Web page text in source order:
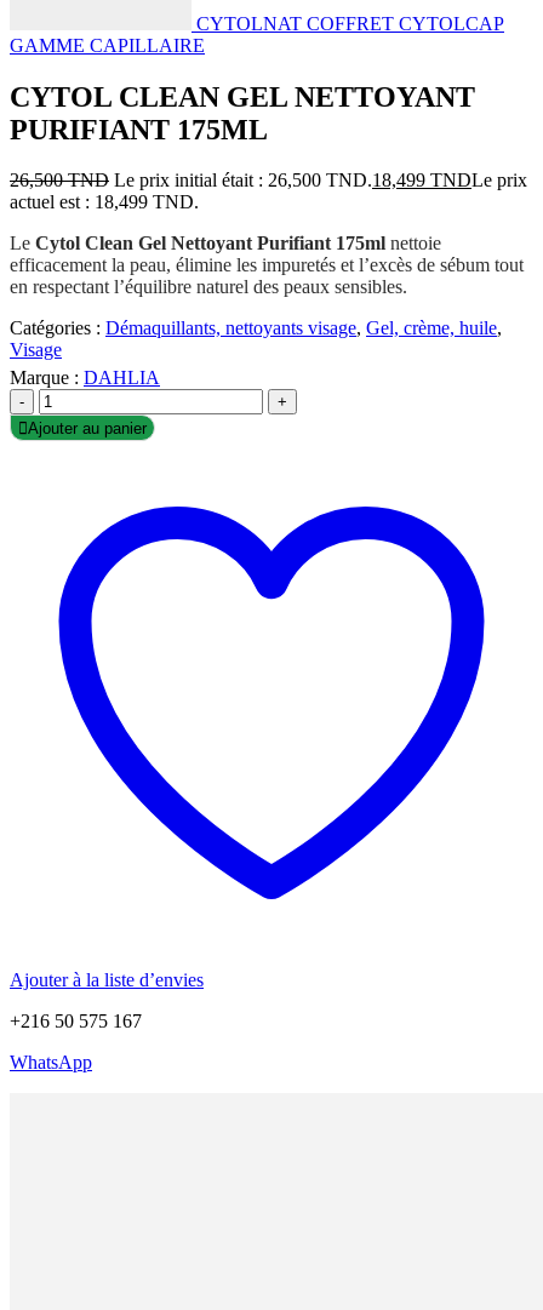
CYTOLNAT COFFRET CYTOLCAP
GAMME CAPILLAIRE
CYTOL CLEAN GEL NETTOYANT
PURIFIANT 175ML
26,500TND Le prix initial était : 26,500 TND.18,499 TNDLe prix
actuel est : 18,499 TND.
Le Cytol Clean Gel Nettoyant Purifiant 175ml nettoie
efficacement la peau, élimine les impuretés et l’excès de sébum tout
en respectant l’équilibre naturel des peaux sensibles.
Catégories : Démaquillants, nettoyants visage, Gel, crème, huile,
Visage
Marque : DAHLIA
-
+
Ajouter au panier
Ajouter à la liste d’envies
+216 50 575 167
WhatsApp